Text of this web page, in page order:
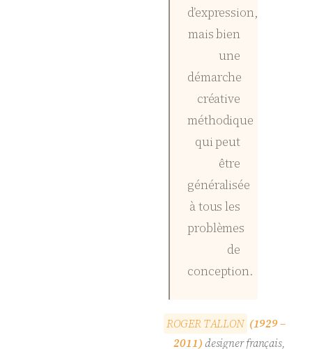
d’expression,
mais bien
une
démarche
créative
méthodique
qui peut
être
généralisée
à tous les
problèmes
de
conception.
ROGER TALLON (1929 –
2011)designer français,